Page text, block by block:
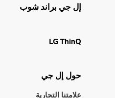
إل جي براند شوب
LG ThinQ
حول إل جي
علامتنا التجارية